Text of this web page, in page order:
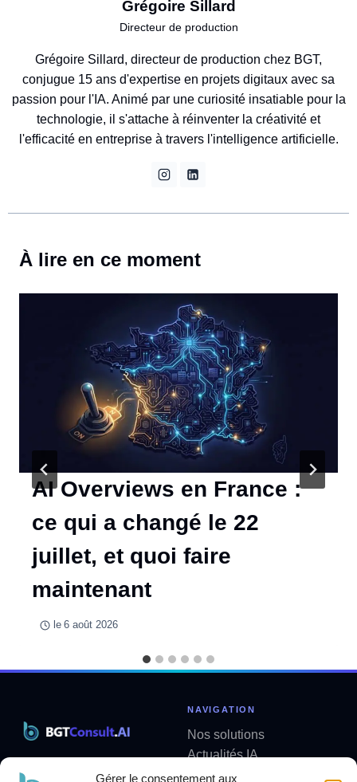
Gérer le consentement aux
Grégoire Sillard
Directeur de production
Grégoire Sillard, directeur de production chez BGT,
conjugue 15 ans d'expertise en projets digitaux avec sa
passion pour l'IA. Animé par une curiosité insatiable pour la
technologie, il s'attache à réinventer la créativité et
l'efficacité en entreprise à travers l'intelligence artificielle.
À lire en ce moment
AI Overviews en France :
ce qui a changé le 22
juillet, et quoi faire
maintenant
le 6 août 2026
NAVIGATION
Nos solutions
Actualités IA
Analyses